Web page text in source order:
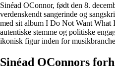
Sinéad OConnor, født den 8.
verdenskendt sangerinde og
med sit album I Do Not Want What
autentiske stemme og politiske
ikonisk figur inden for
Sinéad OConnors